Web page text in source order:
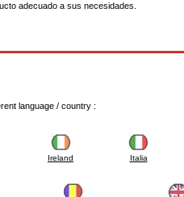
adecuado a sus necesidades.
language / country :
Ireland Italia